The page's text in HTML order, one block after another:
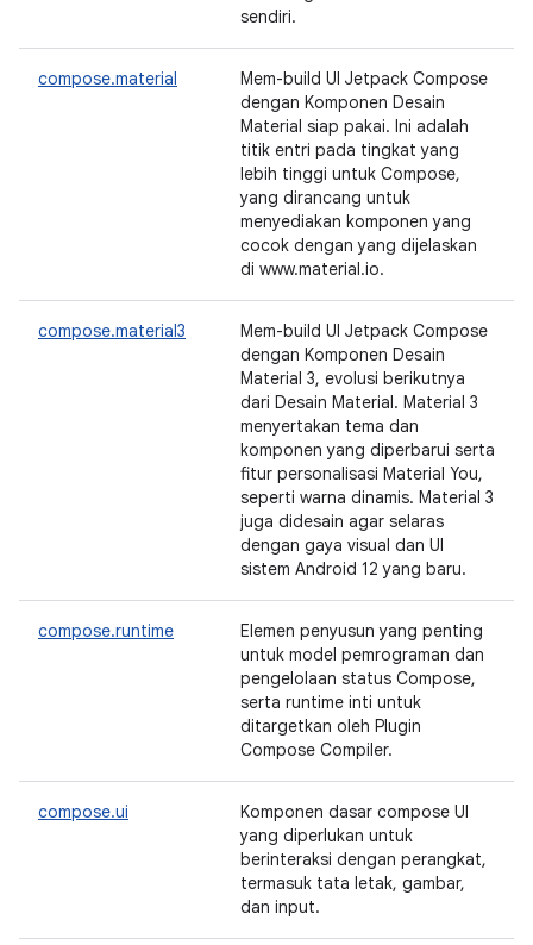
sendiri.
compose.material
Mem-build UI Jetpack Compose
dengan Komponen Desain
Material siap pakai. Ini adalah
titik entri pada tingkat yang
lebih tinggi untuk Compose,
yang dirancang untuk
menyediakan komponen yang
cocok dengan yang dijelaskan
di www.material.io.
compose.material3
Mem-build UI Jetpack Compose
dengan Komponen Desain
Material 3, evolusi berikutnya
dari Desain Material. Material 3
menyertakan tema dan
komponen yang diperbarui serta
fitur personalisasi Material You,
seperti warna dinamis. Material 3
juga didesain agar selaras
dengan gaya visual dan UI
sistem Android 12 yang baru.
compose.runtime
Elemen penyusun yang penting
untuk model pemrograman dan
pengelolaan status Compose,
serta runtime inti untuk
ditargetkan oleh Plugin
Compose Compiler.
compose.ui
Komponen dasar compose UI
yang diperlukan untuk
berinteraksi dengan perangkat,
termasuk tata letak, gambar,
dan input.